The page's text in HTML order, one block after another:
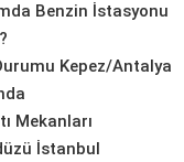
Benzin İstasyonu
Kepez/Antalya
Mekanları
İstanbul